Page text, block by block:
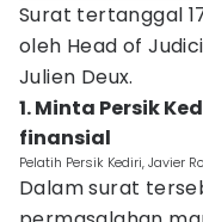
Surat tertanggal
oleh Head of
Julien Deux.
1. Minta Persik
finansial
Pelatih Persik Kediri, Javier
Dalam surat